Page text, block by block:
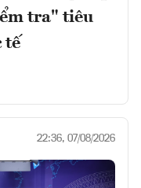
tra" tiêu
tế
22:36, 07/08/2026